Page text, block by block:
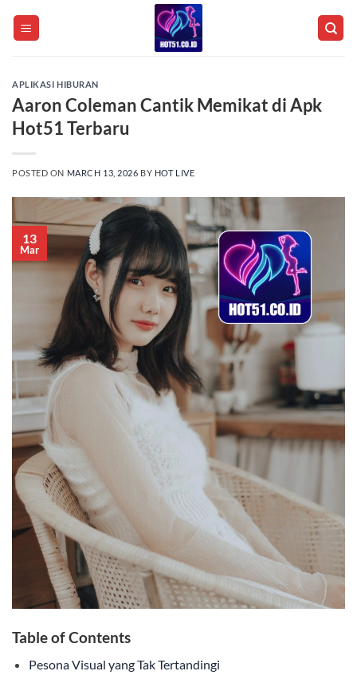
APLIKASI HIBURAN
Aaron Coleman Cantik Memikat di Apk
Hot51 Terbaru
POSTED ON MARCH 13, 2026 BY HOT LIVE
13
Mar
Table of Contents
Pesona Visual yang Tak Tertandingi